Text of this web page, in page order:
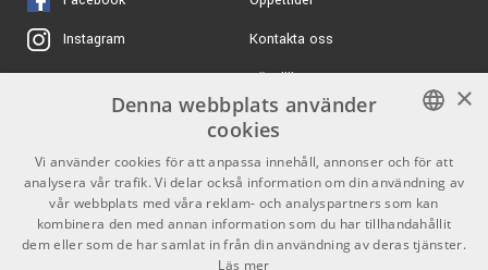
ARTIKELNUMMER 1030172
1050 kr/st
Golden Age Project R2
MKII
ARTIKELNUMMER 1075237
1795 kr/st
Instagram
X
Youtube
TikTok
Kontakta oss
Köpvillkor
Butiken
Varumärken
GDPR & Cookies
Kontakt
SWEDISH
ENGLISH
×
Denna webbplats använder
cookies
Vi använder cookies för att anpassa innehåll, annonser och för att
analysera vår trafik. Vi delar också information om din användning av
vår webbplats med våra reklam- och analyspartners som kan
kombinera den med annan information som du har tillhandahållit
dem eller som de har samlat in från din användning av deras tjänster.
Läs mer